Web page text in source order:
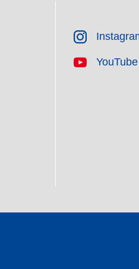
YouTube